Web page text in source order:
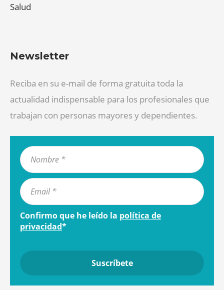
Salud
Newsletter
Reciba en su e-mail de forma gratuita toda la
actualidad indispensable para los profesionales que
trabajan con personas mayores y dependientes.
Confirmo que he leído la política de
privacidad*